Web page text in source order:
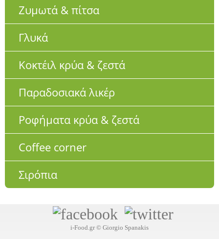
Ζυμωτά & πίτσα
Γλυκά
Κοκτέιλ κρύα & ζεστά
Παραδοσιακά λικέρ
Ροφήματα κρύα & ζεστά
Coffee corner
Σιρόπια
i-Food.gr © Giorgio Spanakis